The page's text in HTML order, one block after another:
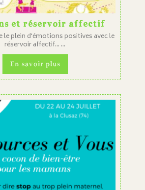
et réservoir affectif
le plein d'émotions positives avec le
réservoir affectif... ...
En savoir plus